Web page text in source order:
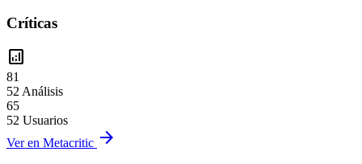
Críticas
analytics
81
52 Análisis
65
52 Usuarios
Ver en Metacritic arrow_forward